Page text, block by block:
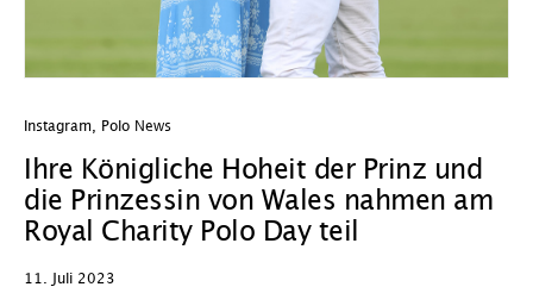
Instagram Polo News
Ihre Königliche Hoheit der Prinz und
die Prinzessin von Wales nahmen am
Royal Charity Polo Day teil
11. Juli 2023